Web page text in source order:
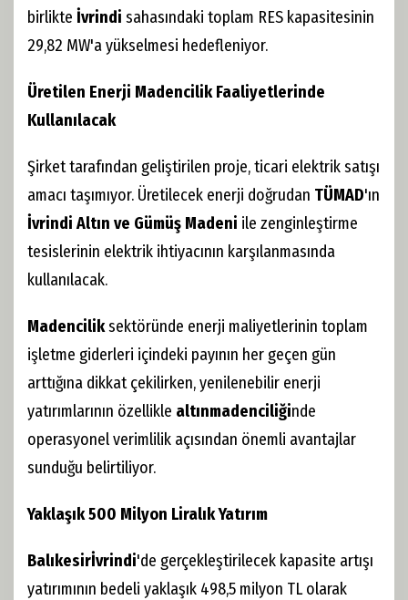
birlikte İvrindi sahasındaki toplam RES kapasitesinin
29,82 MW'a yükselmesi hedefleniyor.
Üretilen Enerji Madencilik Faaliyetlerinde
Kullanılacak
Şirket tarafından geliştirilen proje, ticari elektrik satışı
amacı taşımıyor. Üretilecek enerji doğrudan TÜMAD'ın
İvrindi Altın ve Gümüş Madeni ile zenginleştirme
tesislerinin elektrik ihtiyacının karşılanmasında
kullanılacak.
Madenciliksektöründe enerji maliyetlerinin toplam
işletme giderleri içindeki payının her geçen gün
arttığına dikkat çekilirken, yenilenebilir enerji
yatırımlarının özellikle altınmadenciliğinde
operasyonel verimlilik açısından önemli avantajlar
sunduğu belirtiliyor.
Yaklaşık 500 Milyon Liralık Yatırım
Balıkesirİvrindi'de gerçekleştirilecek kapasite artışı
yatırımının bedeli yaklaşık 498,5 milyon TL olarak